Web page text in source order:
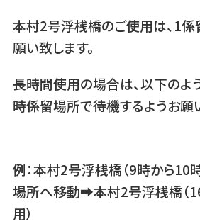
本村2号浮桟橋のご使用は、1
願い致します。
長時間使用の場合は、以下のよ
時係留場所で待機するようお願
例：本村2号浮桟橋（9時から
場所へ移動➡本村2号浮桟橋（
用）